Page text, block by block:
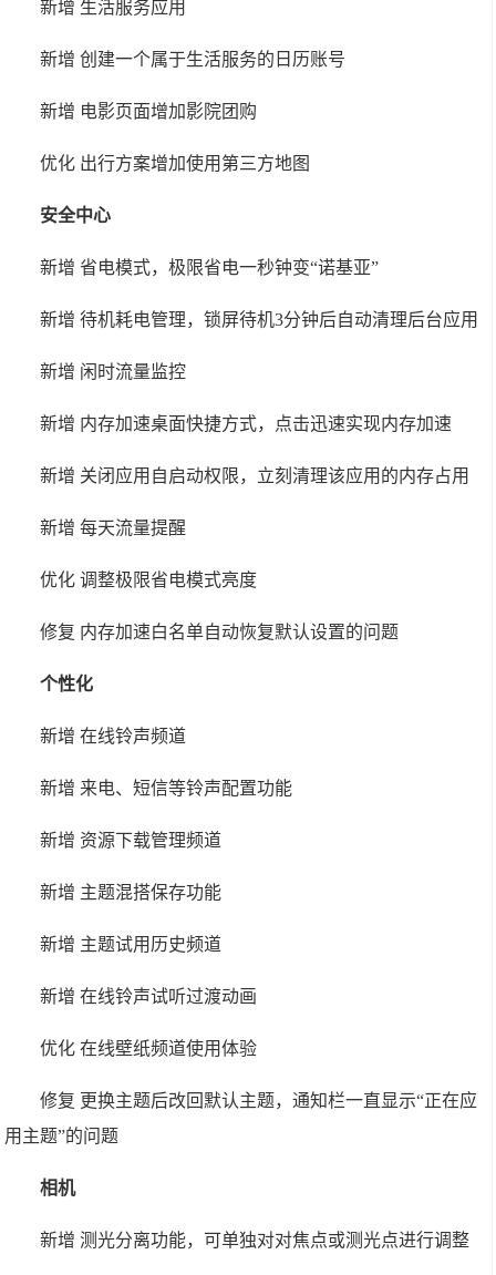
新增 生活服务应用
新增 创建一个属于生活服务的日历账号
新增 电影页面增加影院团购
优化 出行方案增加使用第三方地图
安全中心
新增 省电模式，极限省电一秒钟变“诺基亚”
新增 待机耗电管理，锁屏待机3分钟后自动清理后台应用
新增 闲时流量监控
新增 内存加速桌面快捷方式，点击迅速实现内存加速
新增 关闭应用自启动权限，立刻清理该应用的内存占用
新增 每天流量提醒
优化 调整极限省电模式亮度
修复 内存加速白名单自动恢复默认设置的问题
个性化
新增 在线铃声频道
新增 来电、短信等铃声配置功能
新增 资源下载管理频道
新增 主题混搭保存功能
新增 主题试用历史频道
新增 在线铃声试听过渡动画
优化 在线壁纸频道使用体验
修复 更换主题后改回默认主题，通知栏一直显示“正在应
用主题”的问题
相机
新增 测光分离功能，可单独对对焦点或测光点进行调整